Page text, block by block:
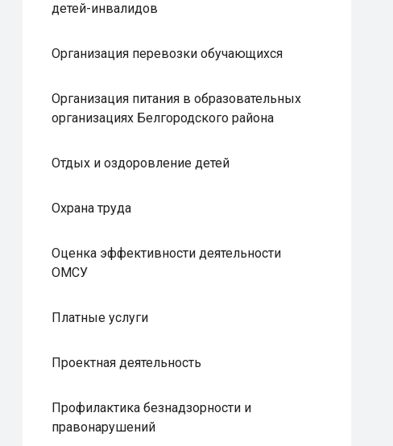
детей-инвалидов
Организация перевозки обучающихся
Организация питания в образовательных
организациях Белгородского района
Отдых и оздоровление детей
Охрана труда
Оценка эффективности деятельности
ОМСУ
Платные услуги
Проектная деятельность
Профилактика безнадзорности и
правонарушений